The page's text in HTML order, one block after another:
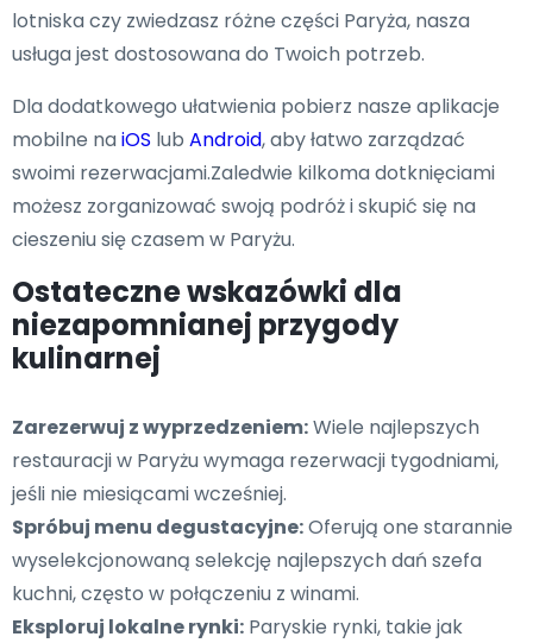
lotniska czy zwiedzasz różne części Paryża, nasza
usługa jest dostosowana do Twoich potrzeb.
Dla dodatkowego ułatwienia pobierz nasze aplikacje
mobilne naiOS lub Android, aby łatwo zarządzać
swoimi rezerwacjami.Zaledwie kilkoma dotknięciami
możesz zorganizować swoją podróż i skupić się na
cieszeniu się czasem w Paryżu.
Ostateczne wskazówki dla
niezapomnianej przygody
kulinarnej
Zarezerwuj z wyprzedzeniem:Wiele najlepszych
restauracji w Paryżu wymaga rezerwacji tygodniami,
jeśli nie miesiącami wcześniej.
Spróbuj menu degustacyjne:Oferują one starannie
wyselekcjonowaną selekcję najlepszych dań szefa
kuchni, często w połączeniu z winami.
Eksploruj lokalne rynki: Paryskie rynki, takie jak